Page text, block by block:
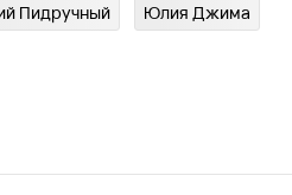
Пидручный Юлия Джима